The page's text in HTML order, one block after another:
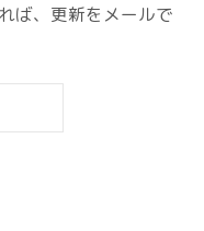
ば、更新をメールで